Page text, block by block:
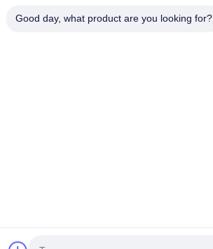
Sitemap
Good day, what product are you looking for?